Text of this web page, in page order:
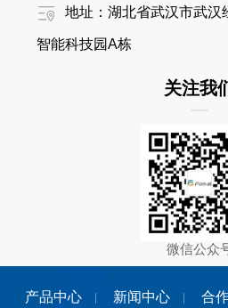
地址：湖北省武汉市武汉
智能科技园A栋
关注我
微信公众
产品中心 新闻中心 合